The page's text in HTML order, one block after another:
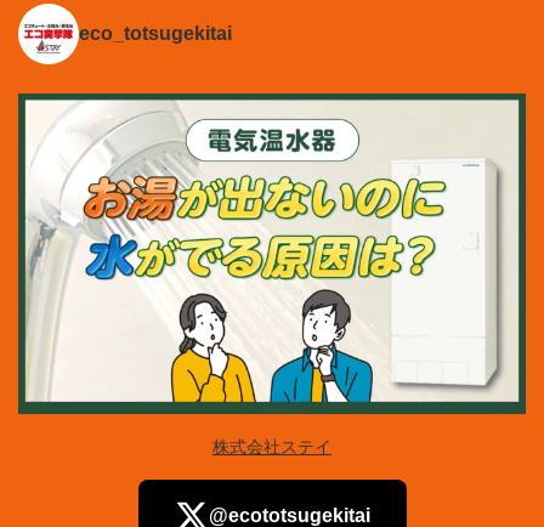
eco_totsugekitai
株式会社ステイ
@ecototsugekitai